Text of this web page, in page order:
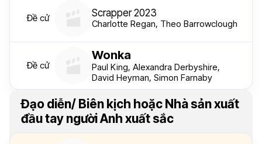
Đề cử Scrapper 2023
Charlotte Regan, Theo Barrowclough
Đề cử
Wonka
Paul King, Alexandra Derbyshire,
David Heyman, Simon Farnaby
Đạo diễn/ Biên kịch hoặc Nhà sản xuất
đầu tay người Anh xuất sắc